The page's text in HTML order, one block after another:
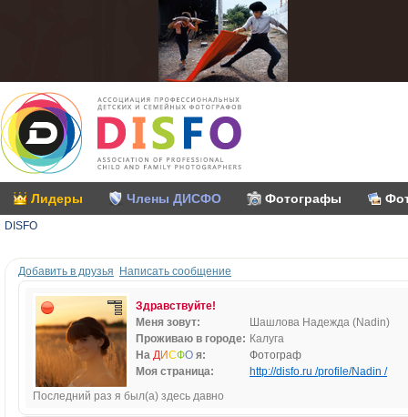
Лидеры Члены ДИСФО Фотографы
DISFO
Добавить в друзья Написать сообщение
Здравствуйте!
Меня зовут:
Шашлова Надежда (Nadin)
Проживаю в городе: Калуга
На ДИСФО я:
Фотограф
Моя страница:
http://disfo.ru /profile/Nadin /
Последний раз я был(а) здесь давно